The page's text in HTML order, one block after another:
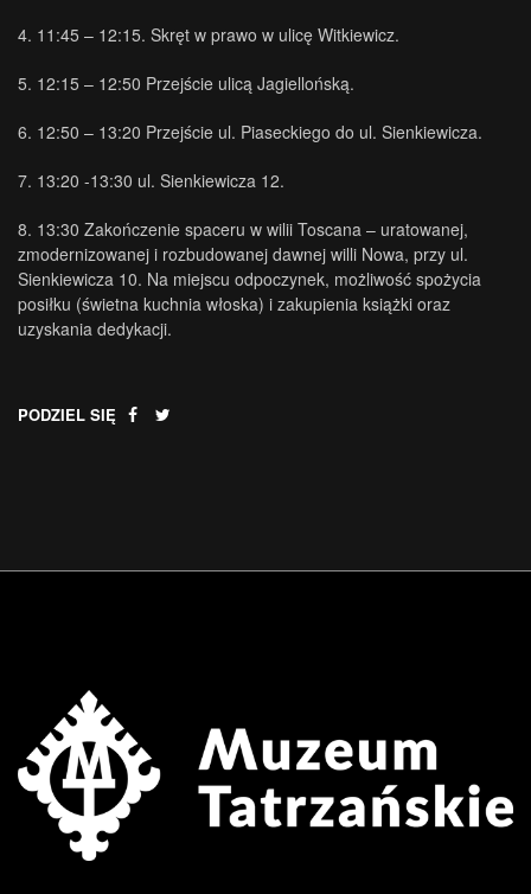
4. 11:45 – 12:15. Skręt w prawo w ulicę Witkiewicz.
5. 12:15 – 12:50 Przejście ulicą Jagiellońską.
6. 12:50 – 13:20 Przejście ul. Piaseckiego do ul. Sienkiewicza.
7. 13:20 -13:30 ul. Sienkiewicza 12.
8. 13:30 Zakończenie spaceru w wilii Toscana – uratowanej,
zmodernizowanej i rozbudowanej dawnej willi Nowa, przy ul.
Sienkiewicza 10. Na miejscu odpoczynek, możliwość spożycia
posiłku (świetna kuchnia włoska) i zakupienia książki oraz
uzyskania dedykacji.
PODZIEL SIĘ